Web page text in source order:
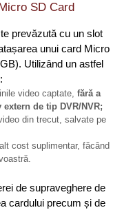
SD Card
prevăzută cu un slot
unui card Micro
Utilizând un astfel
video captate, fără a
de tip DVR/NVR;
din trecut, salvate pe
cost suplimentar, făcând
de supraveghere de
cardului precum și de